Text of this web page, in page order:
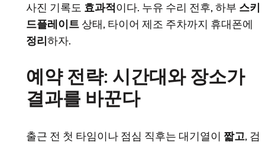
사진 기록도 효과적 이다. 누유 수리 전후, 하부 스키
드플레이트 상태, 타이어 제조 주차까지 휴대폰에
정리 하자.
예약 전략: 시간대와 장소가
결과를 바꾼다
출근 전 첫 타임이나 점심 직후는 대기열이 짧고, 검